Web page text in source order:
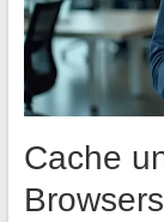
Cache